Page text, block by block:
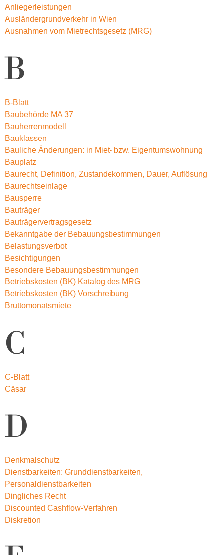
Anliegerleistungen
Ausländergrundverkehr in Wien
Ausnahmen vom Mietrechtsgesetz (MRG)
B
B-Blatt
Baubehörde MA 37
Bauherrenmodell
Bauklassen
Bauliche Änderungen: in Miet- bzw. Eigentumswohnung
Bauplatz
Baurecht, Definition, Zustandekommen, Dauer, Auflösung
Baurechtseinlage
Bausperre
Bauträger
Bauträgervertragsgesetz
Bekanntgabe der Bebauungsbestimmungen
Belastungsverbot
Besichtigungen
Besondere Bebauungsbestimmungen
Betriebskosten (BK) Katalog des MRG
Betriebskosten (BK) Vorschreibung
Bruttomonatsmiete
C
C-Blatt
Cäsar
D
Denkmalschutz
Dienstbarkeiten: Grunddienstbarkeiten,
Personaldienstbarkeiten
Dingliches Recht
Discounted Cashflow-Verfahren
Diskretion